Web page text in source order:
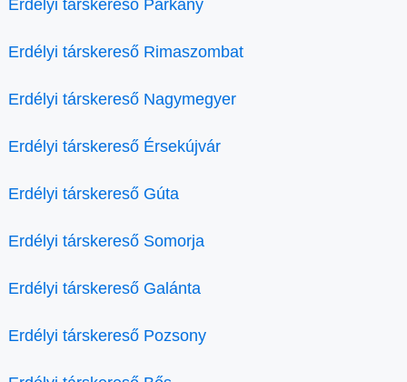
Erdélyi társkereső Párkány
Erdélyi társkereső Rimaszombat
Erdélyi társkereső Nagymegyer
Erdélyi társkereső Érsekújvár
Erdélyi társkereső Gúta
Erdélyi társkereső Somorja
Erdélyi társkereső Galánta
Erdélyi társkereső Pozsony